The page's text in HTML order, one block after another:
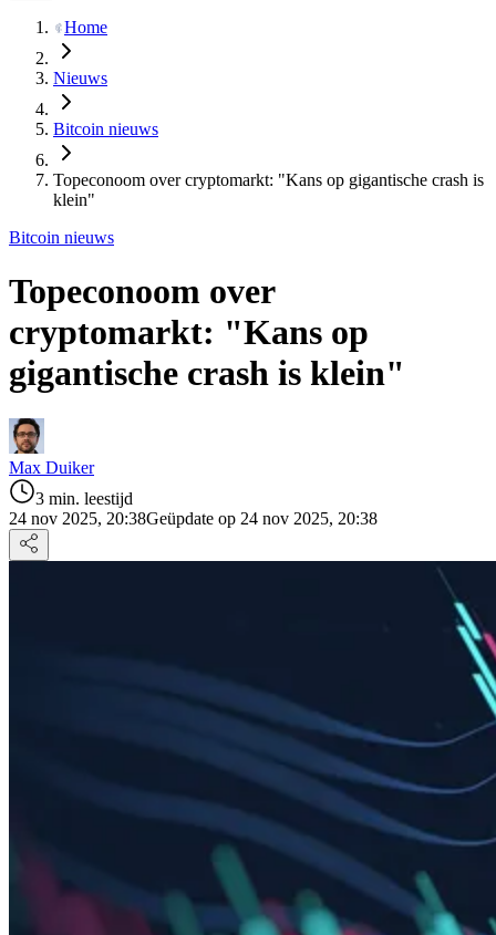
Home
Nieuws
Bitcoin nieuws
Topeconoom over cryptomarkt: "Kans op gigantische crash is
klein"
Bitcoin nieuws
Topeconoom over
cryptomarkt: "Kans op
gigantische crash is klein"
Max Duiker
3 min. leestijd
24 nov 2025, 20:38Geüpdate op 24 nov 2025, 20:38